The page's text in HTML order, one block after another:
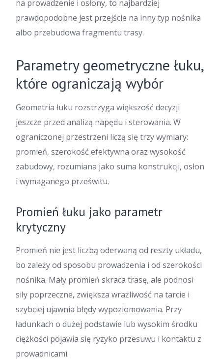
na prowadzenie i osłony, to najbardziej
prawdopodobne jest przejście na inny typ nośnika
albo przebudowa fragmentu trasy.
Parametry geometryczne łuku,
które ograniczają wybór
Geometria łuku rozstrzyga większość decyzji
jeszcze przed analizą napędu i sterowania. W
ograniczonej przestrzeni liczą się trzy wymiary:
promień, szerokość efektywna oraz wysokość
zabudowy, rozumiana jako suma konstrukcji, osłon
i wymaganego prześwitu.
Promień łuku jako parametr
krytyczny
Promień nie jest liczbą oderwaną od reszty układu,
bo zależy od sposobu prowadzenia i od szerokości
nośnika. Mały promień skraca trasę, ale podnosi
siły poprzeczne, zwiększa wrażliwość na tarcie i
szybciej ujawnia błędy wypoziomowania. Przy
ładunkach o dużej podstawie lub wysokim środku
ciężkości pojawia się ryzyko przesuwu i kontaktu z
prowadnicami.